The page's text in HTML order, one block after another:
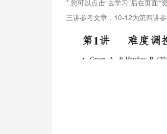
* 您可以点击“去学习”后在页面
三讲参考文章，10-12为第四讲